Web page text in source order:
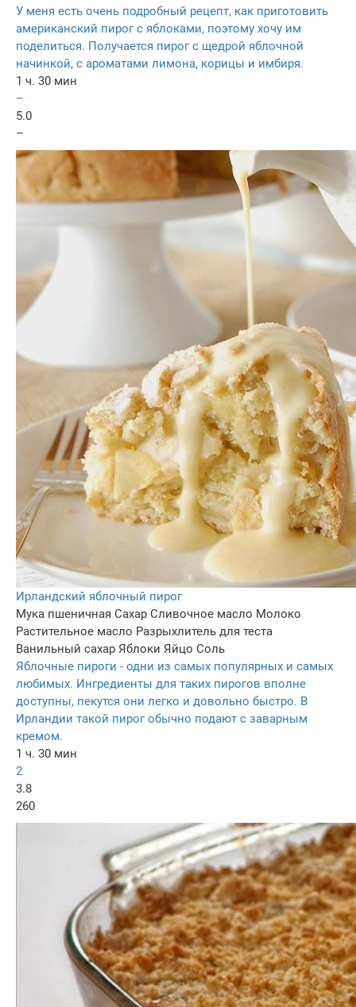
У меня есть очень подробный рецепт, как приготовить
американский пирог с яблоками, поэтому хочу им
поделиться. Получается пирог с щедрой яблочной
начинкой, с ароматами лимона, корицы и имбиря.
1 ч. 30 мин
–
5.0
–
Ирландский яблочный пирог
Мука пшеничная Сахар Сливочное масло Молоко
Растительное масло Разрыхлитель для теста
Ванильный сахар Яблоки Яйцо Соль
Яблочные пироги - одни из самых популярных и самых
любимых. Ингредиенты для таких пирогов вполне
доступны, пекутся они легко и довольно быстро. В
Ирландии такой пирог обычно подают с заварным
кремом.
1 ч. 30 мин
2
3.8
260